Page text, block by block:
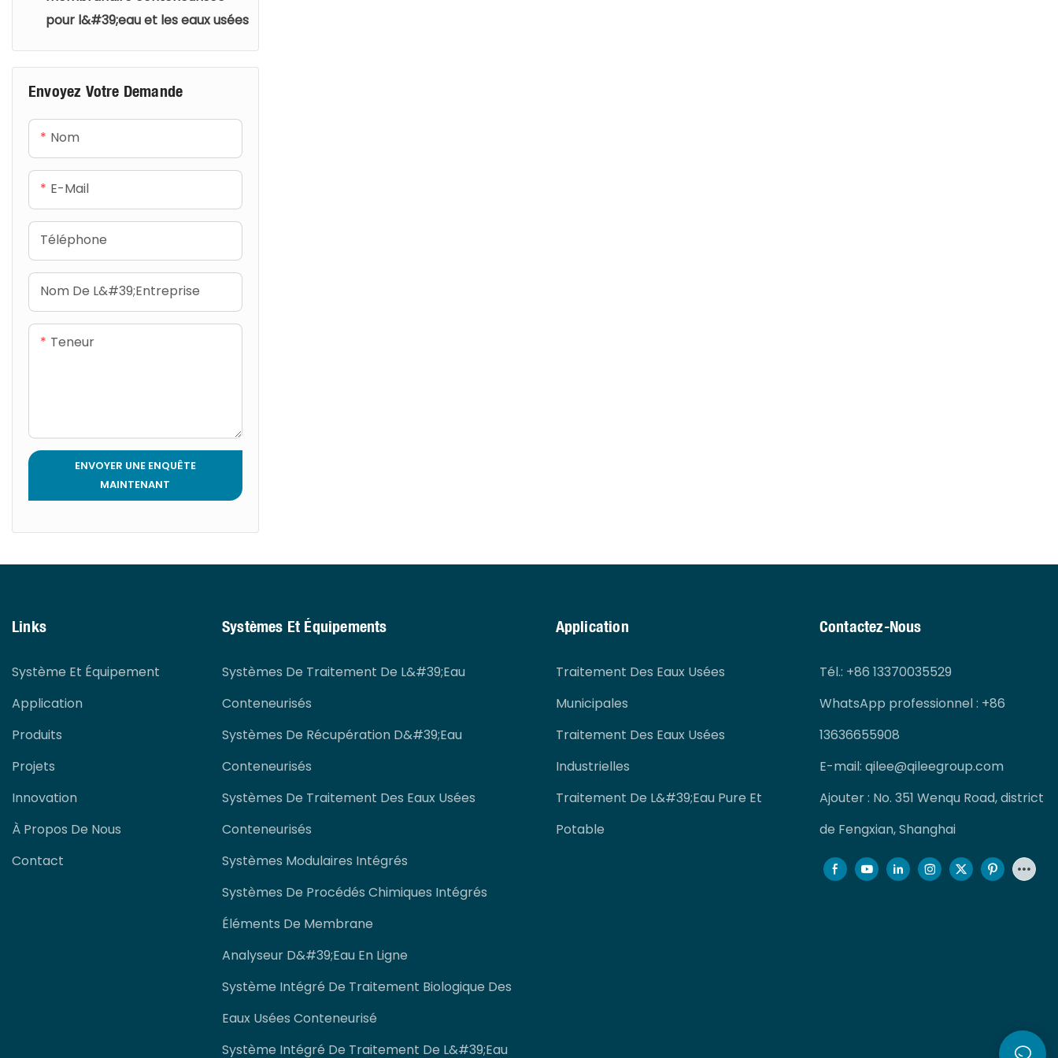
pour l&#39;eau et les eaux usées
Envoyez Votre Demande
Nom
E-Mail
Téléphone
Nom De L&#39;entreprise
Teneur
ENVOYER UNE ENQUÊTE
MAINTENANT
Links
Système Et Équipement
Application
Produits
Projets
Innovation
À Propos De Nous
Contact
Systèmes Et Équipements
Systèmes De Traitement De L&#39;eau
Conteneurisés
Systèmes De Récupération D&#39;eau
Conteneurisés
Systèmes De Traitement Des Eaux Usées
Conteneurisés
Systèmes Modulaires Intégrés
Systèmes De Procédés Chimiques Intégrés
Éléments De Membrane
Analyseur D&#39;eau En Ligne
Système Intégré De Traitement Biologique Des
Eaux Usées Conteneurisé
Système Intégré De Traitement De L&#39;eau
Application
Traitement Des Eaux Usées
Municipales
Traitement Des Eaux Usées
Industrielles
Traitement De L&#39;eau Pure Et
Potable
Contactez-Nous
Tél.: +86 13370035529
WhatsApp professionnel : +86
13636655908
E-mail: qilee@qileegroup.com
Ajouter : No. 351 Wenqu Road, district
de Fengxian, Shanghai